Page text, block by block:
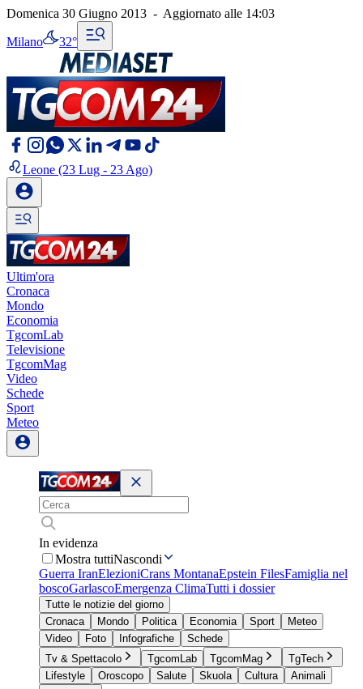
Domenica 30 Giugno 2013 - Aggiornato alle 14:03
Milano 32°
Leone (23 Lug - 23 Ago)
Ultim'ora
Cronaca
Mondo
Economia
TgcomLab
Televisione
TgcomMag
Video
Schede
Sport
Meteo
In evidenza
Mostra tuttiNascondi
Guerra IranElezioniCrans MontanaEpstein FilesFamiglia nel
boscoGarlascoEmergenza ClimaTutti i dossier
Tutte le notizie del giorno
Cronaca
Mondo Politica Economia Sport
Meteo
Video
Foto Infografiche
Schede
Tv & Spettacolo
TgcomLab TgcomMag
TgTech
Lifestyle
Oroscopo Salute Skuola Cultura
Animali